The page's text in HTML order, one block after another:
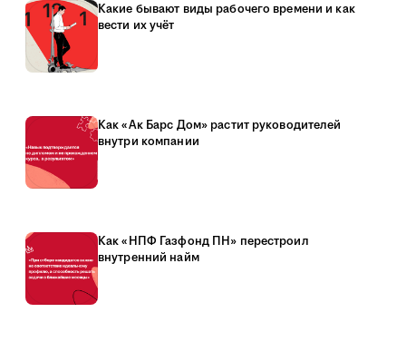
Какие бывают виды рабочего времени и как
вести их учёт
Как «Ак Барс Дом» растит руководителей
внутри компании
Как «НПФ Газфонд ПН» перестроил
внутренний найм